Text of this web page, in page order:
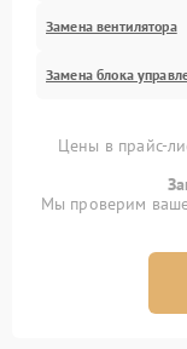
Замена вентилятора
Замена блока
Цены в прайс-
Мы проверим